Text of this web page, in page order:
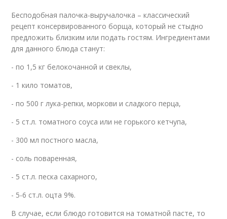
Бесподобная палочка-выручалочка – классический
рецепт консервированного борща, который не стыдно
предложить близким или подать гостям. Ингредиентами
для данного блюда станут:
- по 1,5 кг белокочанной и свеклы,
- 1 кило томатов,
- по 500 г лука-репки, моркови и сладкого перца,
- 5 ст.л. томатного соуса или не горького кетчупа,
- 300 мл постного масла,
- соль поваренная,
- 5 ст.л. песка сахарного,
- 5-6 ст.л. оцта 9%.
В случае, если блюдо готовится на томатной пасте, то